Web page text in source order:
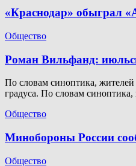
«Краснодар» обыграл
Общество
Роман Вильфанд:
По словам синоптика, жителей
градуса. По словам
Общество
Минобороны России
Общество